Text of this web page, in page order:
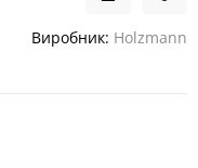
Виробник: Holzmann